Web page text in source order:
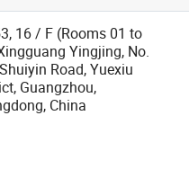
16 / F (Rooms 01 to
Yingjing, No.
Road, Yuexiu
Guangzhou,
China